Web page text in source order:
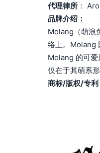
代理律所：
品牌介绍：
Molang（萌浪
络上。Molang
Molang 的可
仅在于其萌系
商标/版权/专利